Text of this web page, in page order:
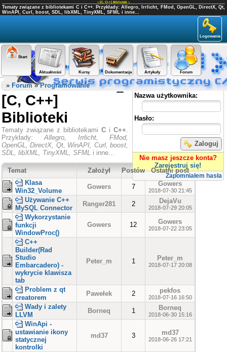
« [C, C++] Biblioteki »
Tematy związane z bibliotekami C i C++. Przykłady: Allegro, Irrlicht, FMod, OpenGL, DirectX, Qt,
WinAPI, Curl, boost, SDL, libXML, TinyXML, SFML i inne...
Logowanie
Start
Aktualności Kursy Dokumentacja Artykuły Forum
Panel użytkownika
Nazwa użytkownika:
Hasło:
Zaloguj
Nie masz jeszcze konta?
Zarejestruj się!
Zapomniałem hasła
» Forum»Programowanie
[C, C++]
Biblioteki
Tematy związane z bibliotekami C i C++.
Przykłady:Allegro, Irrlicht, FMod,
OpenGL, DirectX, Qt, WinAPI, Curl, boost,
SDL, libXML, TinyXML, SFML i inne...
Temat Założył Postów
Ostatni post
Klasa
Win32_Volume
Gowers 7 Gowers
2018-07-30 21:45
Używanie C++
MySQL Connector
Ranger281 2 DejaVu
2018-07-29 20:05
Wykorzystanie
funkcji
WindowProc()
Gowers 12 Gowers
2018-07-22 23:05
C++
Builder(Rad
Studio
Embarcadero) -
wykrycie klawisza
tab
Peter_m 1 Peter_m
2018-07-17 20:08
Problem z qt
creatorem
Pawełek 2 pekfos
2018-07-16 16:50
Wady i zalety
LLVM
Borneq 1 Borneq
2018-06-30 15:16
WinApi -
ustawianie ikony
statycznej
kontrolki
md37 3 md37
2018-06-26 17:21